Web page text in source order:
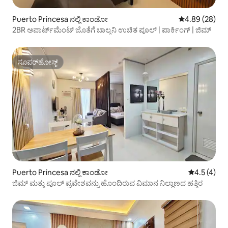
Puerto Princesa ನಲ್ಲಿ ಕಾಂಡೋ 5 ರಲ್ಲಿ 4.89
4.89 (28)
2BR ಅಪಾರ್ಟ್‌ಮೆಂಟ್ ಜೊತೆಗೆ ಬಾಲ್ಕನಿ ಉಚಿತ ಪೂಲ್ | ಪಾರ್ಕಿಂಗ್ | ಜಿಮ್
ಸೂಪರ್‌ಹೋಸ್ಟ್
ಸೂಪರ್‌ಹೋಸ್ಟ್
Puerto Princesa ನಲ್ಲಿ ಕಾಂಡೋ 5 ರಲ್ಲಿ 4.5
4.5 (4)
ಜಿಮ್ ಮತ್ತು ಪೂಲ್ ಪ್ರವೇಶವನ್ನು ಹೊಂದಿರುವ ವಿಮಾನ ನಿಲ್ದಾಣದ ಹತ್ತಿರ